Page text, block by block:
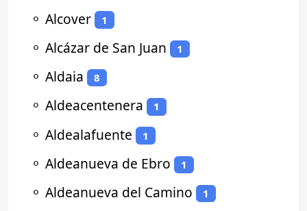
⚬ Alcover 1
⚬ Alcázar de San Juan 1
⚬ Aldaia 8
⚬ Aldeacentenera 1
⚬ Aldealafuente 1
⚬ Aldeanueva de Ebro 1
⚬ Aldeanueva del Camino 1